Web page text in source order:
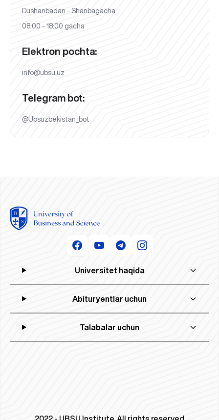
Dushanbadan - Shanbagacha
08:00 - 18:00 gacha
Elektron pochta:
info@ubsu.uz
Telegram bot:
@Ubsuzbekistan_bot
Universitet haqida
Abituryentlar uchun
Talabalar uchun